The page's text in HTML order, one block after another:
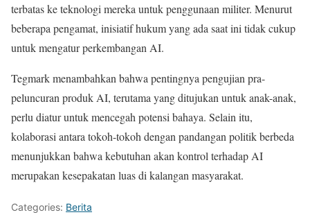
terbatas ke teknologi mereka untuk penggunaan militer. Menurut
beberapa pengamat, inisiatif hukum yang ada saat ini tidak cukup
untuk mengatur perkembangan AI.
Tegmark menambahkan bahwa pentingnya pengujian pra-
peluncuran produk AI, terutama yang ditujukan untuk anak-anak,
perlu diatur untuk mencegah potensi bahaya. Selain itu,
kolaborasi antara tokoh-tokoh dengan pandangan politik berbeda
menunjukkan bahwa kebutuhan akan kontrol terhadap AI
merupakan kesepakatan luas di kalangan masyarakat.
Categories: Berita